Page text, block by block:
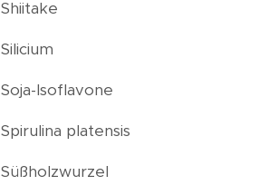
Shiitake
Silicium
Soja-Isoflavone
Spirulina platensis
Süßholzwurzel